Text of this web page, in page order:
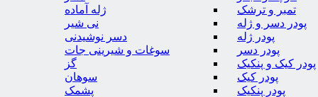
تمبر و ترشک
پودر دسر و ژله
پودر ژله
پودر دسر
پودر کیک و پنکیک
پودر کیک
پودر پنکیک
ژله آماده
نی شیر
دسر نوشیدنی
سوغات و شیرینی جات
گز
سوهان
پشمک